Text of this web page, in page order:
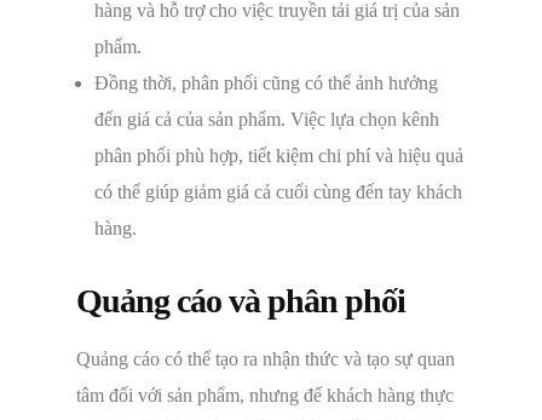
hàng và hỗ trợ cho việc truyền tải giá trị của sản
phẩm.
Đồng thời, phân phối cũng có thể ảnh hưởng
đến giá cả của sản phẩm. Việc lựa chọn kênh
phân phối phù hợp, tiết kiệm chi phí và hiệu quả
có thể giúp giảm giá cả cuối cùng đến tay khách
hàng.
Quảng cáo và phân phối
Quảng cáo có thể tạo ra nhận thức và tạo sự quan
tâm đối với sản phẩm, nhưng để khách hàng thực